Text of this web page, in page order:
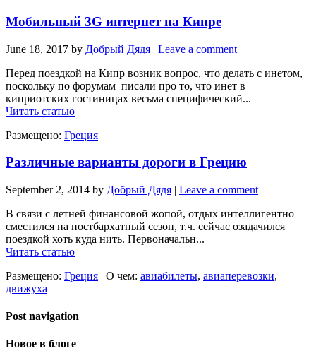
Мобильный 3G интернет на Кипре
June 18, 2017 by Добрый Дядя | Leave a comment
Перед поездкой на Кипр возник вопрос, что делать с инетом,
поскольку по форумам писали про то, что инет в
киприотских гостиницах весьма специфический...
Читать статью
Размещено: Греция |
Различные варианты дороги в Грецию
September 2, 2014 by Добрый Дядя | Leave a comment
В связи с летней финансовой жопой, отдых интеллигентно
сместился на постбархатный сезон, т.ч. сейчас озадачился
поездкой хоть куда нить. Первоначальн...
Читать статью
Размещено: Греция | О чем: авиабилеты, авиаперевозки,
движуха
Post navigation
Новое в блоге